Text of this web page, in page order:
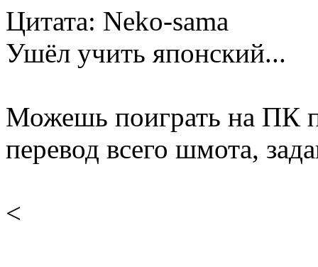
Цитата: Neko-sama
Ушёл учить японский...
Можешь поиграть на ПК
перевод всего шмота,
<